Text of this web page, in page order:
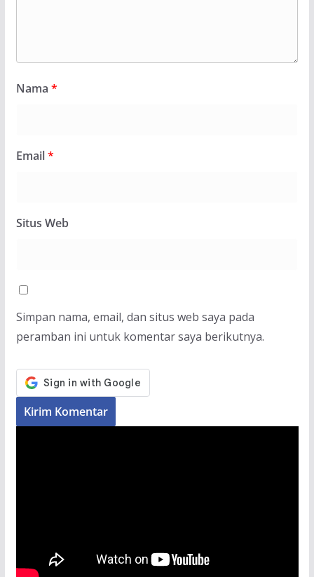
Nama *
Email*
Situs Web
Simpan nama, email, dan situs web saya pada
peramban ini untuk komentar saya berikutnya.